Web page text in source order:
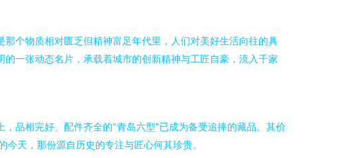
个物质相对匮乏但精神富足年代里，人们对美好生活向往的具
一张动态名片，承载着城市的创新精神与工匠自豪，流入千家
品相完好、配件齐全的“青岛六型”已成为备受追捧的藏品。其价
天，那份源自历史的专注与匠心何其珍贵。